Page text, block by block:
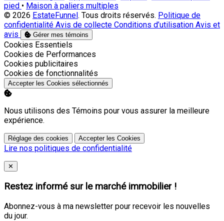
pied • Maison à paliers multiples
© 2026 EstateFunnel. Tous droits réservés. Politique de
confidentialité Avis de collecte Conditions d’utilisation Avis et
avis
Gérer mes témoins
Activer
Cookies Essentiels
Activer
Cookies de Performances
Activer
Cookies publicitaires
Activer
Cookies de fonctionnalités
Accepter les Cookies sélectionnés
Nous utilisons des Témoins pour vous assurer la meilleure
expérience.
Réglage des cookies Accepter les Cookies
Lire nos politiques de confidentialité
Close
✕
Restez informé sur le marché immobilier !
Abonnez-vous à ma newsletter pour recevoir les nouvelles
du jour.